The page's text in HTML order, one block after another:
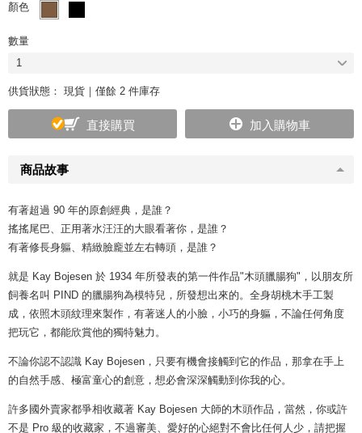
商品故事
有著超過 90 年的原創經典，是誰？
搖搖尾巴、正用著水汪汪的大眼看著你，是誰？
有著修長身軀、精緻臉龐並左右轉頭，是誰？
就是 Kay Bojesen 於 1934 年所發表的第一件作品"木頭臘腸狗"，以朋友所
飼養名叫 PIND 的臘腸狗為模特兒，所發想出來的。全身胡桃木手工製
成，依照木頭紋理來製作，有著迷人的小臉，小巧的身軀，不論任何角度
把玩它，都能欣賞他的獨特魅力。
不論你認不認識 Kay Bojesen，只要有機會接觸到它的作品，那拿在手上
的自然手感、極富童心的創意，想必會深深觸動到你我的心。
許多國外賣家都爭相收藏著 Kay Bojesen 大師的木頭作品，當然，你或許
不是 Pro 級的收藏家，不過審美、愛好的心絕對不會比任何人少，請把握
顏色
數量
1
供貨狀態： 現貨｜僅餘 2 件庫存
直接購買 加入購物車